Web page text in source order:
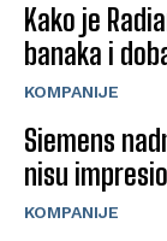
Kako je
banaka i
KOMPANIJE
Siemens
nisu
KOMPANIJE